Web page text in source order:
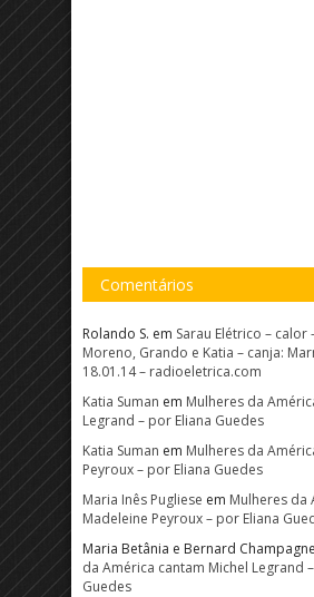
Comentários
Rolando S. em Sarau Elétrico – calor
Moreno, Grando e Katia – canja:
18.01.14 – radioeletrica.com
Katia Suman em Mulheres da
Legrand – por Eliana Guedes
Katia Suman em Mulheres da
Peyroux – por Eliana Guedes
Maria Inês Pugliese em Mulheres da
Madeleine Peyroux – por Eliana
Maria Betânia e Bernard Champagne
da América cantam Michel Legrand
Guedes